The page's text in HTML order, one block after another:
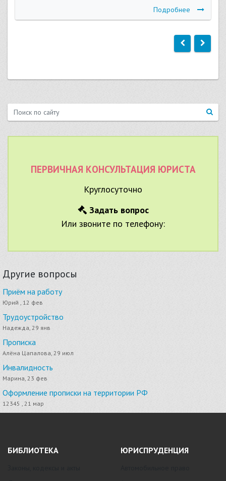
Подробнее
ПЕРВИЧНАЯ КОНСУЛЬТАЦИЯ ЮРИСТА
Круглосуточно
Задать вопрос
Или звоните по телефону:
Другие вопросы
Приём на работу
Юрий , 12 фев
Трудоустройство
Надежда, 29 янв
Прописка
Алёна Цапалова, 29 июл
Инвалидность
Марина, 23 фев
Оформление прописки на территории РФ
12345 , 21 мар
БИБЛИОТЕКА ЮРИСПРУДЕНЦИЯ